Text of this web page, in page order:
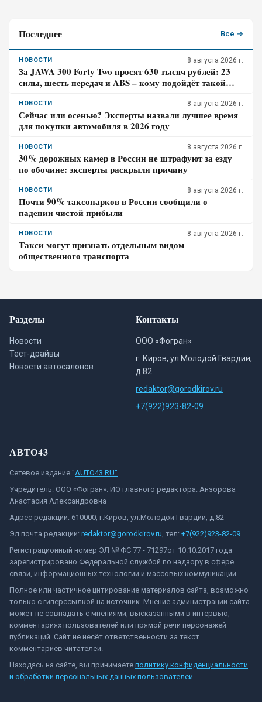
Последнее Все →
НОВОСТИ 8 августа 2026 г.
За JAWA 300 Forty Two просят 630 тысяч рублей: 23
силы, шесть передач и ABS – кому подойдёт такой
НОВОСТИ 8 августа 2026 г.
Сейчас или осенью? Эксперты назвали лучшее время
для покупки автомобиля в 2026 году
НОВОСТИ 8 августа 2026 г.
30% дорожных камер в России не штрафуют за езду
по обочине: эксперты раскрыли причину
НОВОСТИ 8 августа 2026 г.
Почти 90% таксопарков в России сообщили о
падении чистой прибыли
НОВОСТИ 8 августа 2026 г.
Такси могут признать отдельным видом
общественного транспорта
Разделы
Новости
Тест-драйвы
Новости автосалонов
Контакты
ООО «Фогран»
г. Киров, ул.Молодой Гвардии,
д.82
redaktor@gorodkirov.ru
+7(922)923-82-09
АВТО43
Сетевое издание "AUTO43.RU"
Учредитель: ООО «Фогран». ИО главного редактора: Анзорова
Анастасия Александровна
Адрес редакции: 610000, г.Киров, ул.Молодой Гвардии, д.82
Эл.почта редакции: redaktor@gorodkirov.ru, тел: +7(922)923-82-09
Регистрационный номер ЭЛ № ФС 77 - 71297от 10.10.2017 года
зарегистрировано Федеральной службой по надзору в сфере
связи, информационных технологий и массовых коммуникаций.
Полное или частичное цитирование материалов сайта, возможно
только с гиперссылкой на источник. Мнение администрации сайта
может не совпадать с мнениями, высказанными в интервью,
комментариях пользователей или прямой речи персонажей
публикаций. Сайт не несёт ответственности за текст
комментариев читателей.
Находясь на сайте, вы принимаете политику конфиденциальности
и обработки персональных данных пользователей